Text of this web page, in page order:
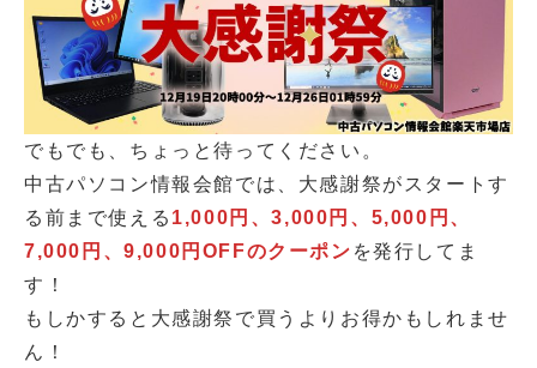
でもでも、ちょっと待ってください。
中古パソコン情報会館では、大感謝祭がスタートす
る前まで使える 1,000円、3,000円、5,000円、
7,000円、9,000円OFFのクーポン を発行してま
す！
もしかすると大感謝祭で買うよりお得かもしれませ
ん！